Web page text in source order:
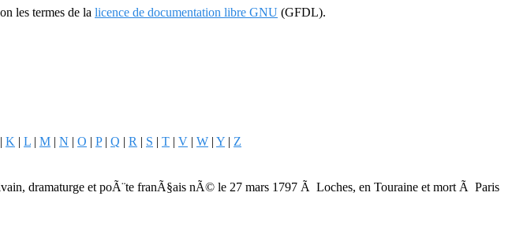
les termes de la licence de documentation libre GNU (GFDL).
| K | L | M | N | O | P| Q | R | S | T | V | W | Y | Z
dramaturge et poÃ¨te franÃ§ais nÃ© le 27 mars 1797 Ã Loches, en Touraine et mort Ã Paris